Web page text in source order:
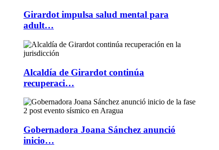
Girardot impulsa salud mental para
adult…
Alcaldía de Girardot continúa
recuperaci…
Gobernadora Joana Sánchez anunció
inicio…